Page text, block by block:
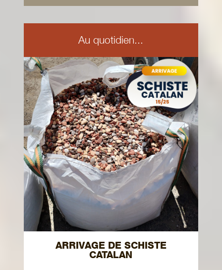
Au quotidien...
ARRIVAGE DE SCHISTE
CATALAN